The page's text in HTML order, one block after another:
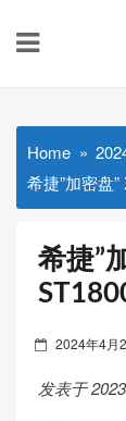
Home
希捷”加密盘
希捷”
Posted
2024年4月
发表于